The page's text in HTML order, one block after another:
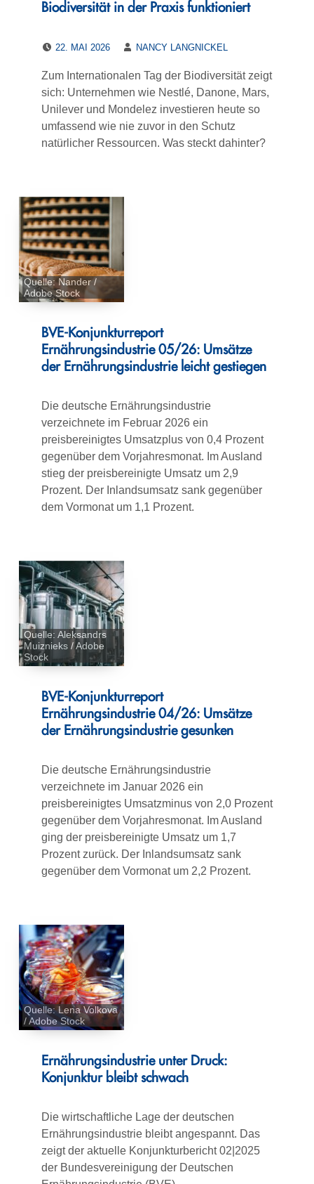
Biodiversität in der Praxis funktioniert
22. MAI 2026
NANCY LANGNICKEL
Zum Internationalen Tag der Biodiversität zeigt
sich: Unternehmen wie Nestlé, Danone, Mars,
Unilever und Mondelez investieren heute so
umfassend wie nie zuvor in den Schutz
natürlicher Ressourcen. Was steckt dahinter?
Quelle: Nander /
Adobe Stock
BVE-Konjunkturreport
Ernährungsindustrie 05/26: Umsätze
der Ernährungsindustrie leicht gestiegen
Die deutsche Ernährungsindustrie
verzeichnete im Februar 2026 ein
preisbereinigtes Umsatzplus von 0,4 Prozent
gegenüber dem Vorjahresmonat. Im Ausland
stieg der preisbereinigte Umsatz um 2,9
Prozent. Der Inlandsumsatz sank gegenüber
dem Vormonat um 1,1 Prozent.
Quelle: Aleksandrs
Muiznieks / Adobe
Stock
BVE-Konjunkturreport
Ernährungsindustrie 04/26: Umsätze
der Ernährungsindustrie gesunken
Die deutsche Ernährungsindustrie
verzeichnete im Januar 2026 ein
preisbereinigtes Umsatzminus von 2,0 Prozent
gegenüber dem Vorjahresmonat. Im Ausland
ging der preisbereinigte Umsatz um 1,7
Prozent zurück. Der Inlandsumsatz sank
gegenüber dem Vormonat um 2,2 Prozent.
Quelle: Lena Volkova
/ Adobe Stock
Ernährungsindustrie unter Druck:
Konjunktur bleibt schwach
Die wirtschaftliche Lage der deutschen
Ernährungsindustrie bleibt angespannt. Das
zeigt der aktuelle Konjunkturbericht 02|2025
der Bundesvereinigung der Deutschen